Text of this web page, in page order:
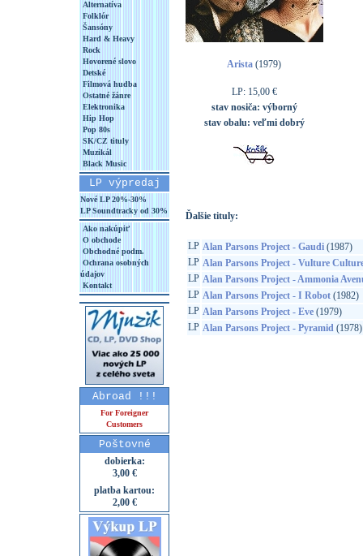
Alternatíva
Folklór
Šansóny
Hard & Heavy
Rock
Hovorené slovo
Detské
Filmová hudba
Ostatné žánre
Elektronika
Hip Hop
Pop 80s
SK/CZ tituly
Muzikál
Black Music
LP výpredaj
Nové LP 20%-30%
LP Soundtracky od 30%
Ako nakúpiť
O obchode
Obchodné podm.
Ochrana osobných
údajov
Kontakt
Abroad !!!
For Foreigner
Customers
Poštovné
dobierka:
3,00 €
platba kartou:
2,00 €
Arista (1979)
LP: 15,00 €
stav nosiča: výborný
stav obalu: veľmi dobrý
Ďalšie tituly:
LP Alan Parsons Project - Gaudi(1987)
LP Alan Parsons Project - Vulture
LP Alan Parsons Project - Ammonia
LP Alan Parsons Project - I Robot(1982)
LP Alan Parsons Project - Eve(1979)
LP Alan Parsons Project - Pyramid(1978)